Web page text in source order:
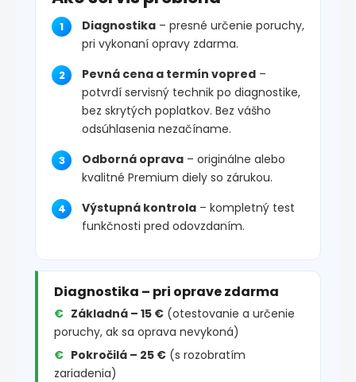
Diagnostika – presné určenie poruchy,
pri vykonaní opravy zdarma.
Pevná cena a termín vopred –
potvrdí servisný technik po diagnostike,
bez skrytých poplatkov. Bez vášho
odsúhlasenia nezačíname.
Odborná oprava – originálne alebo
kvalitné Premium diely so zárukou.
Výstupná kontrola – kompletný test
funkčnosti pred odovzdaním.
Diagnostika – pri oprave zdarma
Základná – 15 € (otestovanie a určenie
poruchy, ak sa oprava nevykoná)
Pokročilá – 25 € (s rozobratím
zariadenia)